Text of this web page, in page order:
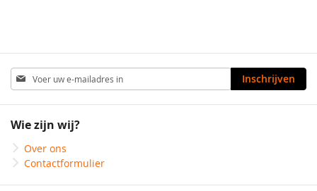
Abonneer
u
op
nieuwsbrief
Inschrijven
Wie zijn wij?
Over ons
Contactformulier